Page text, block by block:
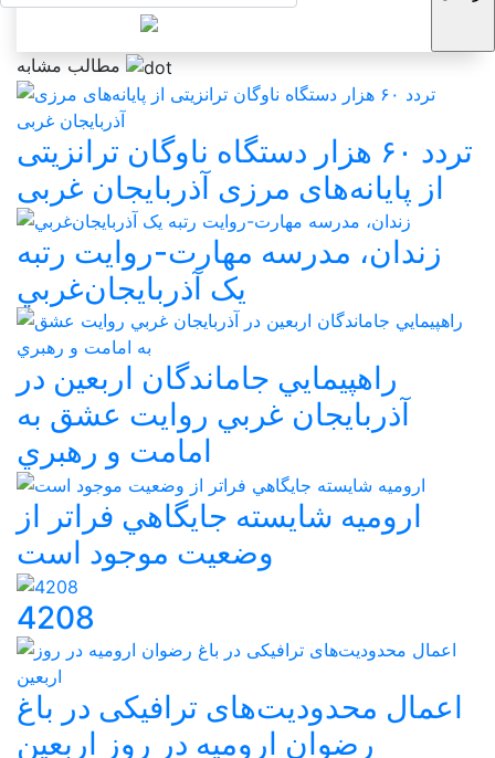
تردد ۶۰ هزار دستگاه ناوگان ترانزیتی
از پایانه‌های مرزی آذربایجان ‌غربی
زندان، مدرسه مهارت-روايت رتبه
يک آذربايجان‌غربي
راهپيمايي جاماندگان اربعين در
آذربايجان غربي روايت عشق به
امامت و رهبري
اروميه شايسته جايگاهي فراتر از
وضعيت موجود است
4208
اعمال محدودیت‌های ترافیکی در باغ
رضوان ارومیه در روز اربعین